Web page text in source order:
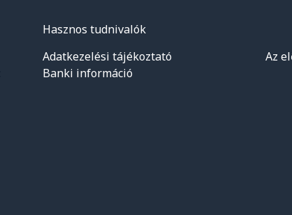
Hasznos tudnivalók
Adatkezelési tájékoztató
Banki információ
Az